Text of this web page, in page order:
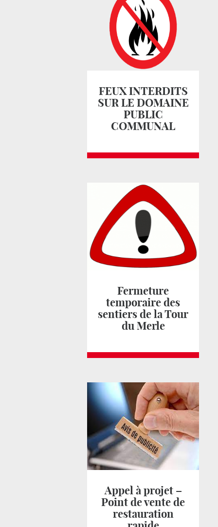
FEUX INTERDITS
SUR LE DOMAINE
PUBLIC
COMMUNAL
Fermeture
temporaire des
sentiers de la Tour
du Merle
Appel à projet –
Point de vente de
restauration